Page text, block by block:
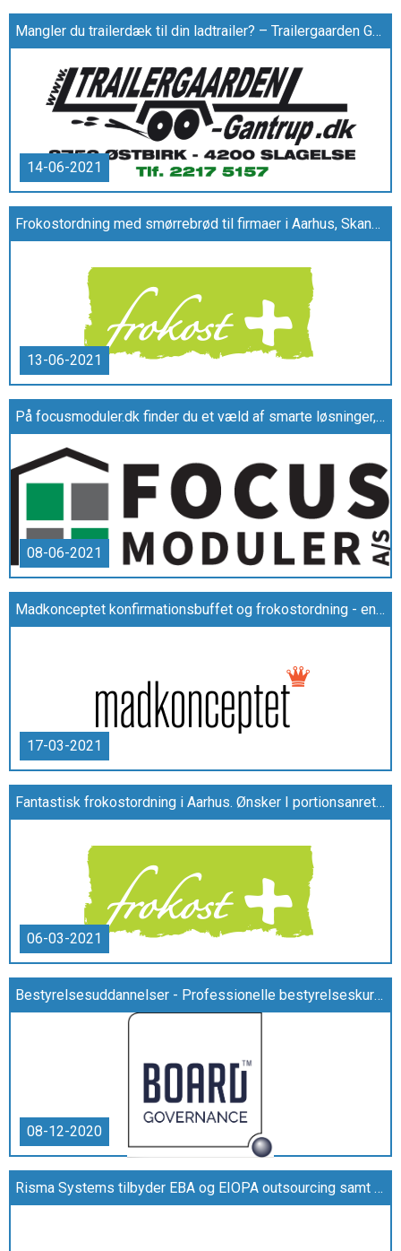
Mangler du trailerdæk til din ladtrailer? – Trailergaarden Gantrup hjælper dig godt videre
14-06-2021
Frokostordning med smørrebrød til firmaer i Aarhus, Skanderborg mv.
13-06-2021
På focusmoduler.dk finder du et væld af smarte løsninger, hvis du er på udkig efter kontormoduler eller en pavillon til ophold
08-06-2021
Madkonceptet konfirmationsbuffet og frokostordning - en kort gennemgang
17-03-2021
Fantastisk frokostordning i Aarhus. Ønsker I portionsanretning eller den traditionelle buffet?
06-03-2021
Bestyrelsesuddannelser - Professionelle bestyrelseskurser af ledende fagfolk
08-12-2020
Risma Systems tilbyder EBA og EIOPA outsourcing samt interne kontroller